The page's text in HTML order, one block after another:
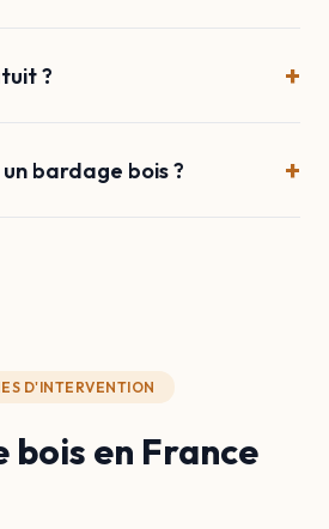
? +
bardage bois ? +
D'INTERVENTION
bois en France